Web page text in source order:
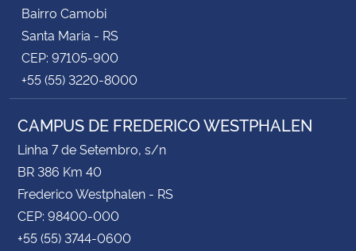
Bairro Camobi
Santa Maria - RS
CEP: 97105-900
+55 (55) 3220-8000
CAMPUS DE FREDERICO WESTPHALEN
Linha 7 de Setembro, s/n
BR 386 Km 40
Frederico Westphalen - RS
CEP: 98400-000
+55 (55) 3744-0600